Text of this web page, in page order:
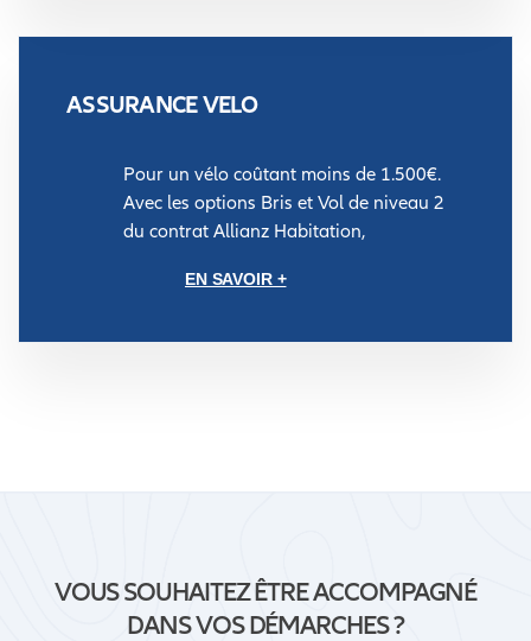
ASSURANCE VELO
Pour un vélo coûtant moins de 1.500€.
Avec les options Bris et Vol de niveau 2
du contrat Allianz Habitation,
EN SAVOIR +
VOUS SOUHAITEZ ÊTRE ACCOMPAGNÉ
DANS VOS DÉMARCHES ?